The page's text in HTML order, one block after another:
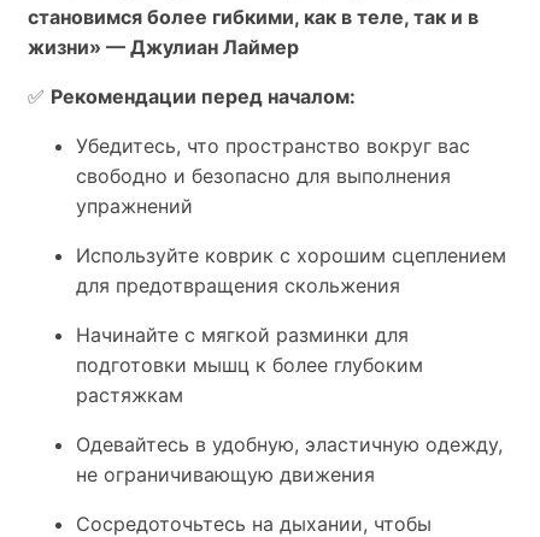
становимся более гибкими, как в теле, так и в
жизни» — Джулиан Лаймер
✅ Рекомендации перед началом:
Убедитесь, что пространство вокруг вас
свободно и безопасно для выполнения
упражнений
Используйте коврик с хорошим сцеплением
для предотвращения скольжения
Начинайте с мягкой разминки для
подготовки мышц к более глубоким
растяжкам
Одевайтесь в удобную, эластичную одежду,
не ограничивающую движения
Сосредоточьтесь на дыхании, чтобы